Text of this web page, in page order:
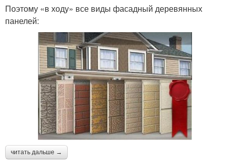
полипропилена
Поэтому «в ходу» все виды фасадный деревянных
панелей:
читать дальше →